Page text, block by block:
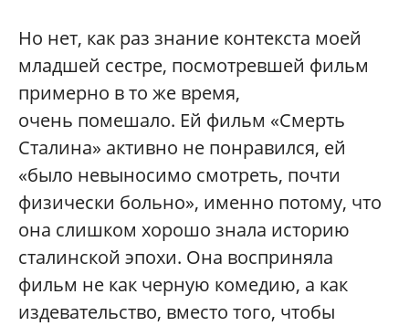
Но нет, как раз знание контекста моей
младшей сестре, посмотревшей фильм
примерно в то же время,
очень помешало. Ей фильм «Смерть
Сталина» активно не понравился, ей
«было невыносимо смотреть, почти
физически больно», именно потому, что
она слишком хорошо знала историю
сталинской эпохи. Она восприняла
фильм не как черную комедию, а как
издевательство, вместо того, чтобы